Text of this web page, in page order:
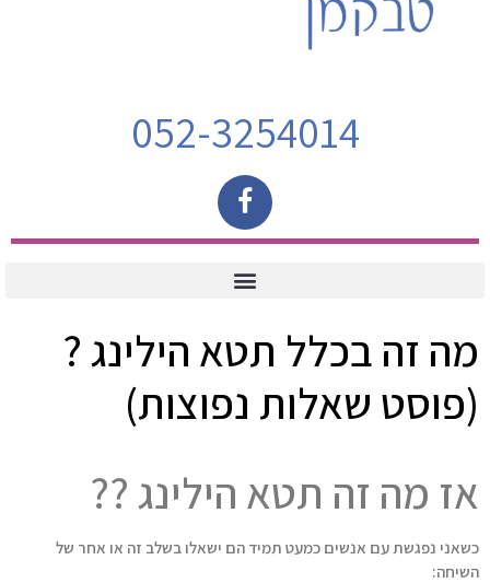
052-3254014
מה זה בכלל תטא הילינג ?
(פוסט שאלות נפוצות)
אז מה זה תטא הילינג ??
כשאני נפגשת עם אנשים כמעט תמיד הם ישאלו בשלב זה או אחר של
השיחה: